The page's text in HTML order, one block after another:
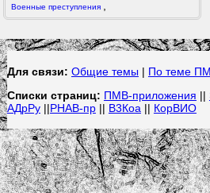
Военные преступления
Для связи: Общие темы | По теме
Списки страниц: ПМВ-приложения ||
АДрРу||РНАВ-пр|| В3Коа || КорВИО